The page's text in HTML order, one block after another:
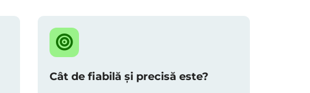
Cât de fiabilă și precisă este?